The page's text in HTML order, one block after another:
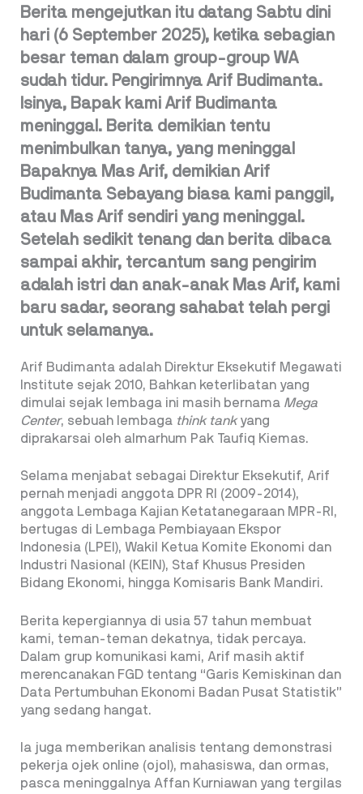
Berita mengejutkan itu datang Sabtu dini
hari (6 September 2025), ketika sebagian
besar teman dalam group-group WA
sudah tidur. Pengirimnya Arif Budimanta.
Isinya, Bapak kami Arif Budimanta
meninggal. Berita demikian tentu
menimbulkan tanya, yang meninggal
Bapaknya Mas Arif, demikian Arif
Budimanta Sebayang biasa kami panggil,
atau Mas Arif sendiri yang meninggal.
Setelah sedikit tenang dan berita dibaca
sampai akhir, tercantum sang pengirim
adalah istri dan anak-anak Mas Arif, kami
baru sadar, seorang sahabat telah pergi
untuk selamanya.
Arif Budimanta adalah Direktur Eksekutif Megawati
Institute sejak 2010, Bahkan keterlibatan yang
dimulai sejak lembaga ini masih bernama Mega
Center, sebuah lembaga think tankyang
diprakarsai oleh almarhum Pak Taufiq Kiemas.
Selama menjabat sebagai Direktur Eksekutif, Arif
pernah menjadi anggota DPR RI (2009-2014),
anggota Lembaga Kajian Ketatanegaraan MPR-RI,
bertugas di Lembaga Pembiayaan Ekspor
Indonesia (LPEI), Wakil Ketua Komite Ekonomi dan
Industri Nasional (KEIN), Staf Khusus Presiden
Bidang Ekonomi, hingga Komisaris Bank Mandiri.
Berita kepergiannya di usia 57 tahun membuat
kami, teman-teman dekatnya, tidak percaya.
Dalam grup komunikasi kami, Arif masih aktif
merencanakan FGD tentang “Garis Kemiskinan dan
Data Pertumbuhan Ekonomi Badan Pusat Statistik”
yang sedang hangat.
Ia juga memberikan analisis tentang demonstrasi
pekerja ojek online (ojol), mahasiswa, dan ormas,
pasca meninggalnya Affan Kurniawan yang tergilas